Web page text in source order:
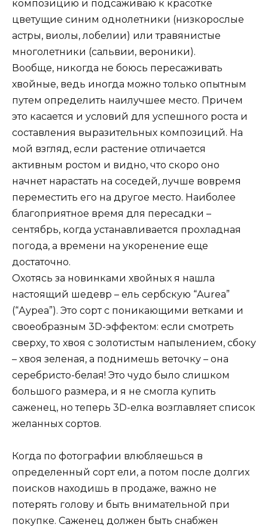
композицию и подсаживаю к красотке
цветущие синим однолетники (низкорослые
астры, виолы, лобелии) или травянистые
многолетники (сальвии, вероники).
Вообще, никогда не боюсь пересаживать
хвойные, ведь иногда можно только опытным
путем определить наилучшее место. Причем
это касается и условий для успешного роста и
составления выразительных композиций. На
мой взгляд, если растение отличается
активным ростом и видно, что скоро оно
начнет нарастать на соседей, лучше вовремя
переместить его на другое место. Наиболее
благоприятное время для пересадки –
сентябрь, когда устанавливается прохладная
погода, а времени на укоренение еще
достаточно.
Охотясь за новинками хвойных я нашла
настоящий шедевр – ель сербскую “Aurea”
(“Ауреа”). Это сорт с поникающими ветками и
своеобразным 3D-эффектом: если смотреть
сверху, то хвоя с золотистым напылением, сбоку
– хвоя зеленая, а поднимешь веточку – она
серебристо-белая! Это чудо было слишком
большого размера, и я не смогла купить
саженец, но теперь 3D-елка возглавляет список
желанных сортов.
Когда по фотографии влюбляешься в
определенный сорт ели, а потом после долгих
поисков находишь в продаже, важно не
потерять голову и быть внимательной при
покупке. Саженец должен быть снабжен